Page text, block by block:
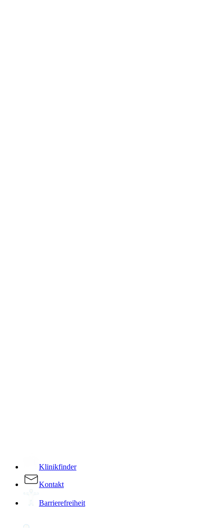
Klinikfinder
Kontakt
Barrierefreiheit